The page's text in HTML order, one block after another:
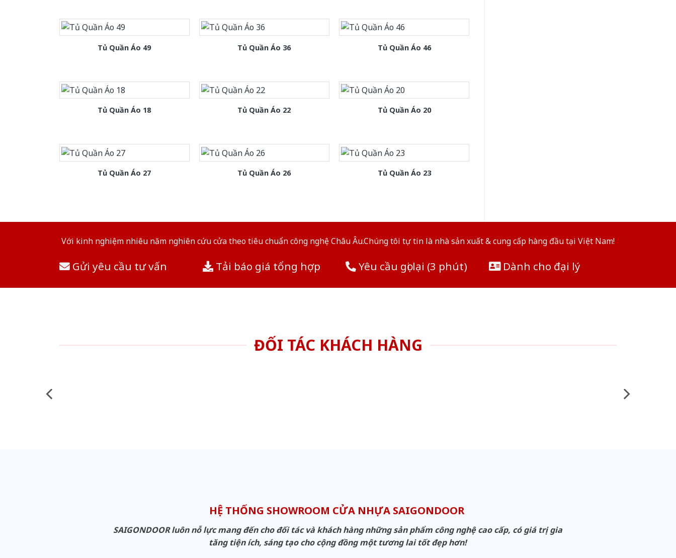
Tủ Quần Áo 49 Tủ Quần Áo 36 Tủ Quần Áo 46
Tủ Quần Áo 18 Tủ Quần Áo 22 Tủ Quần Áo 20
Tủ Quần Áo 27 Tủ Quần Áo 26 Tủ Quần Áo 23
Với kinh nghiệm nhiêu năm nghiên cứu cửa theo tiêu chuẩn công nghệ Châu Âu.Chúng tôi tự tin là nhà sản xuất & cung cấp hàng đầu tại Việt Nam!
Gửi yêu cầu tư vấn Tải báo giá tổng hợp Yêu cầu gọi lại (3 phút) Dành cho đại lý
ĐỐI TÁC KHÁCH HÀNG
HỆ THỐNG SHOWROOM CỬA NHỰA SAIGONDOOR
SAIGONDOOR luôn nỗ lực mang đến cho đối tác và khách hàng những sản phẩm công nghệ cao cấp, có giá trị gia
tăng tiện ích, sáng tạo cho cộng đồng một tương lai tốt đẹp hơn!